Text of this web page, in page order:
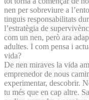
nen per sobreviure a
tinguis responsabilitats
l’estratègia de
com un nen, però ara
adultes. I com pensa i
vida?
De nen miraves la vida
emprenedor de nous
experimentar, descobrir.
tu més que en cap altre.